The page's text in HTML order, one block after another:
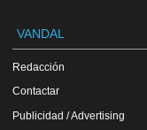
VANDAL
Redacción
Contactar
Publicidad / Advertising